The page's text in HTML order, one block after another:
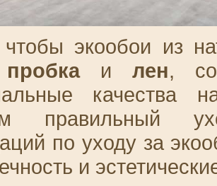
экообои из
пробкаи лен,
качества
правильный
по уходу за
и